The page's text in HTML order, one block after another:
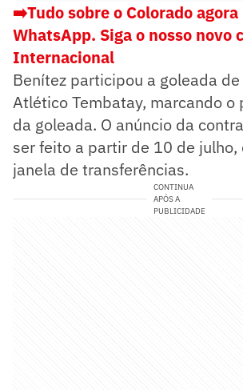
➡️Tudo sobre o Colorado agora
WhatsApp. Siga o nosso novo
Internacional
Benítez participou a goleada
Atlético Tembatay, marcando o
da goleada. O anúncio da
ser feito a partir de 10 de julho,
janela de transferências.
CONTINUA
APÓS A
PUBLICIDADE